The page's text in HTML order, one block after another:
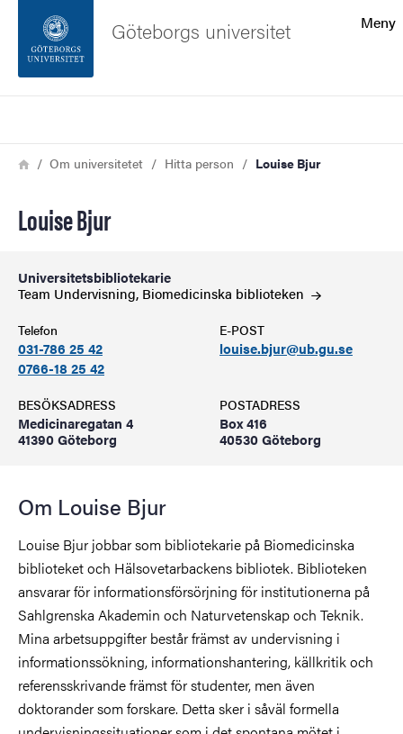
Sidfoten
Meny
Göteborgs universitet
Länkstig
HemOm universitetet Hitta person Louise Bjur
Louise Bjur
Universitetsbibliotekarie
Team Undervisning, Biomedicinska biblioteken
Telefon
031-786 25 42
0766-18 25 42
E-POST
louise.bjur@ub.gu.se
BESÖKSADRESS
Medicinaregatan 4
41390 Göteborg
POSTADRESS
Box 416
40530 Göteborg
Om Louise Bjur
Louise Bjur jobbar som bibliotekarie på Biomedicinska
biblioteket och Hälsovetarbackens bibliotek. Biblioteken
ansvarar för informationsförsörjning för institutionerna på
Sahlgrenska Akademin och Naturvetenskap och Teknik.
Mina arbetsuppgifter består främst av undervisning i
informationssökning, informationshantering, källkritik och
referensskrivande främst för studenter, men även
doktorander som forskare. Detta sker i såväl formella